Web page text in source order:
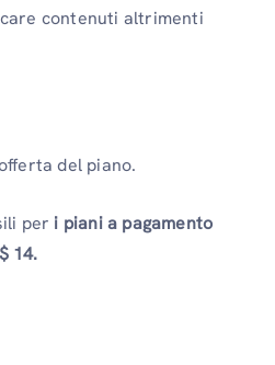
contenuti altrimenti
del piano.
per i piani a pagamento
14.